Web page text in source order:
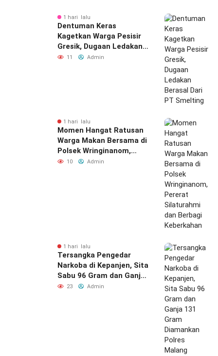
1 hari lalu
Dentuman Keras
Kagetkan Warga Pesisir
Gresik, Dugaan Ledakan
Berasal Dari PT Smelting
11 Admin
1 hari lalu
Momen Hangat Ratusan
Warga Makan Bersama di
Polsek Wringinanom,
Pererat Silaturahmi dan
10 Admin
1 hari lalu
Tersangka Pengedar
Narkoba di Kepanjen, Sita
Sabu 96 Gram dan Ganja
131 Gram Diamankan
23 Admin